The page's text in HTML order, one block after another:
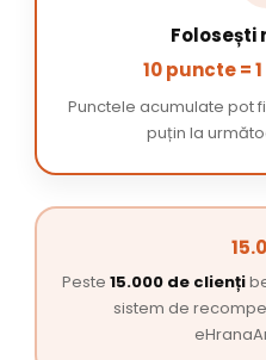
Folosești
10 puncte =
Punctele acumulate pot
puțin la
Peste 15.000 de clienți
sistem de